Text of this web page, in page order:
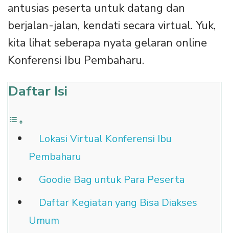
antusias peserta untuk datang dan
berjalan-jalan, kendati secara virtual. Yuk,
kita lihat seberapa nyata gelaran online
Konferensi Ibu Pembaharu.
Daftar Isi
Lokasi Virtual Konferensi Ibu
Pembaharu
Goodie Bag untuk Para Peserta
Daftar Kegiatan yang Bisa Diakses
Umum